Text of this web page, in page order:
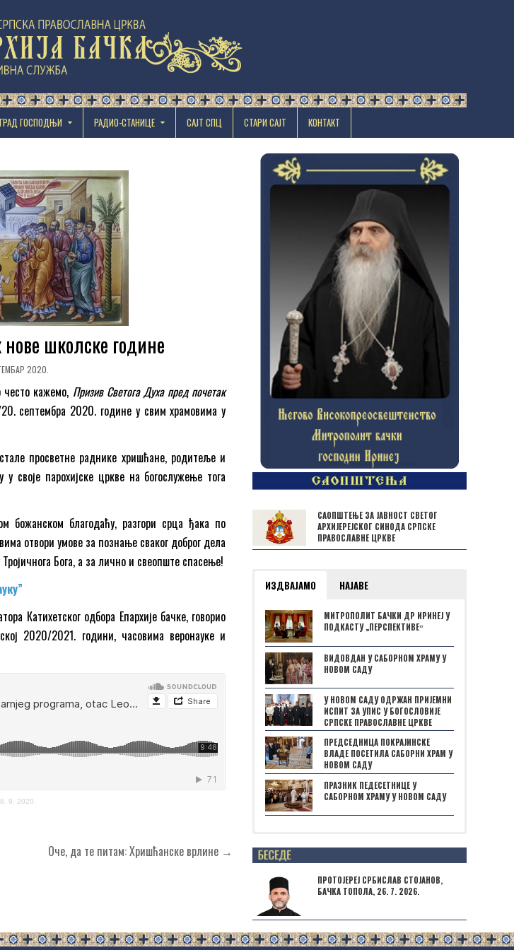
ГОСПОДЊИ РАДИО-СТАНИЦЕ САЈТ СПЦ СТАРИ САЈТ КОНТАКТ
школске године
2020.
често кажемо, Призив Светога Духа пред почетак
септембра 2020. године у свим храмовима у
просветне раднике хришћане, родитеље и
своје парохијске цркве на богослужење тога
благодаћу, разгори срца ђака по
отвори умове за познање сваког доброг дела
Бога, а за лично и свеопште спасење!
Катихетског одбора Епархије бачке, говорио
2020/2021. години, часовима веронауке и
9. 2020.
Оче, да те питам: Хришћанске врлине →
САОПШТЕЊЕ ЗА ЈАВНОСТ СВЕТОГ
АРХИЈЕРЕЈСКОГ СИНОДА СРПСКЕ
ПРАВОСЛАВНЕ ЦРКВЕ
ИЗДВАЈАМО НАЈАВЕ
МИТРОПОЛИТ БАЧКИ ДР ИРИНЕЈ У
ПОДКАСТУ „ПЕРСПЕКТИВЕˮ
ВИДОВДАН У САБОРНОМ ХРАМУ У
НОВОМ САДУ
У НОВОМ САДУ ОДРЖАН ПРИЈЕМНИ
ИСПИТ ЗА УПИС У БОГОСЛОВИЈЕ
СРПСКЕ ПРАВОСЛАВНЕ ЦРКВЕ
ПРЕДСЕДНИЦА ПОКРАЈИНСКЕ
ВЛАДЕ ПОСЕТИЛА САБОРНИ ХРАМ У
НОВОМ САДУ
ПРАЗНИК ПЕДЕСЕТНИЦЕ У
САБОРНОМ ХРАМУ У НОВОМ САДУ
Posts not found
ПРОТОЈЕРЕЈ СРБИСЛАВ СТОЈАНОВ,
БАЧКА ТОПОЛА, 26. 7. 2026.